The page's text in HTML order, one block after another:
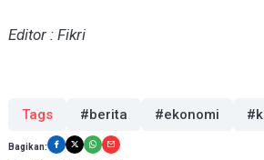
Editor : Fikri
Tags #berita #ekonomi
Bagikan: